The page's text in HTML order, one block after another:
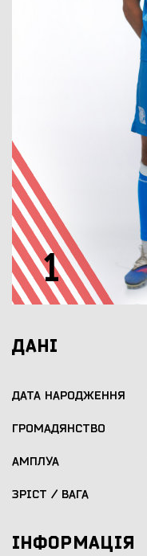
1
ДАНІ
ДАТА НАРОДЖЕННЯ
ГРОМАДЯНСТВО
АМПЛУА
ЗРІСТ / ВАГА
ІНФОРМАЦІЯ